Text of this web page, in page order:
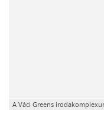
A Váci Greens